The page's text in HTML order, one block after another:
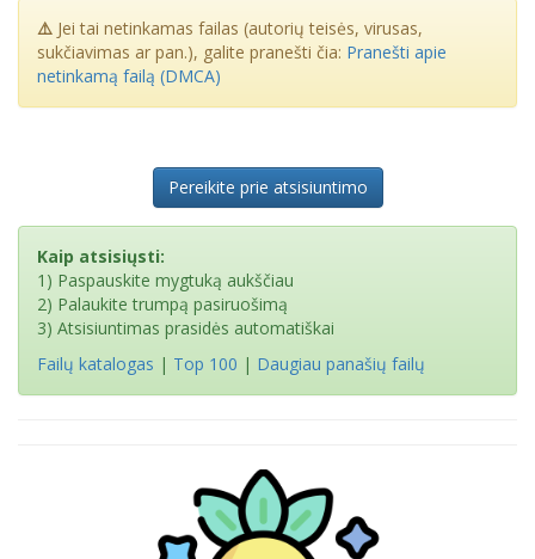
⚠️ Jei tai netinkamas failas (autorių teisės, virusas,
sukčiavimas ar pan.), galite pranešti čia: Pranešti apie
netinkamą failą (DMCA)
Pereikite prie atsisiuntimo
Kaip atsisiųsti:
1) Paspauskite mygtuką aukščiau
2) Palaukite trumpą pasiruošimą
3) Atsisiuntimas prasidės automatiškai
Failų katalogas | Top 100 | Daugiau panašių failų